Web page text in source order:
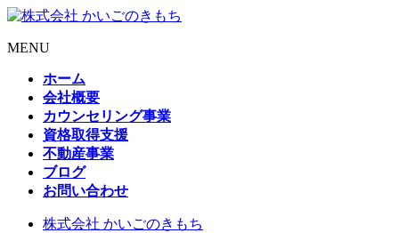
MENU
ホーム
会社概要
カウンセリング事業
資格取得支援
不動産事業
ブログ
お問い合わせ
株式会社 かいごのきもち